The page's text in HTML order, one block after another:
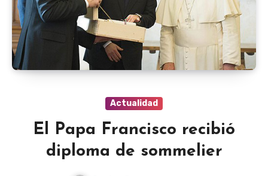
Actualidad
El Papa Francisco recibió
diploma de sommelier